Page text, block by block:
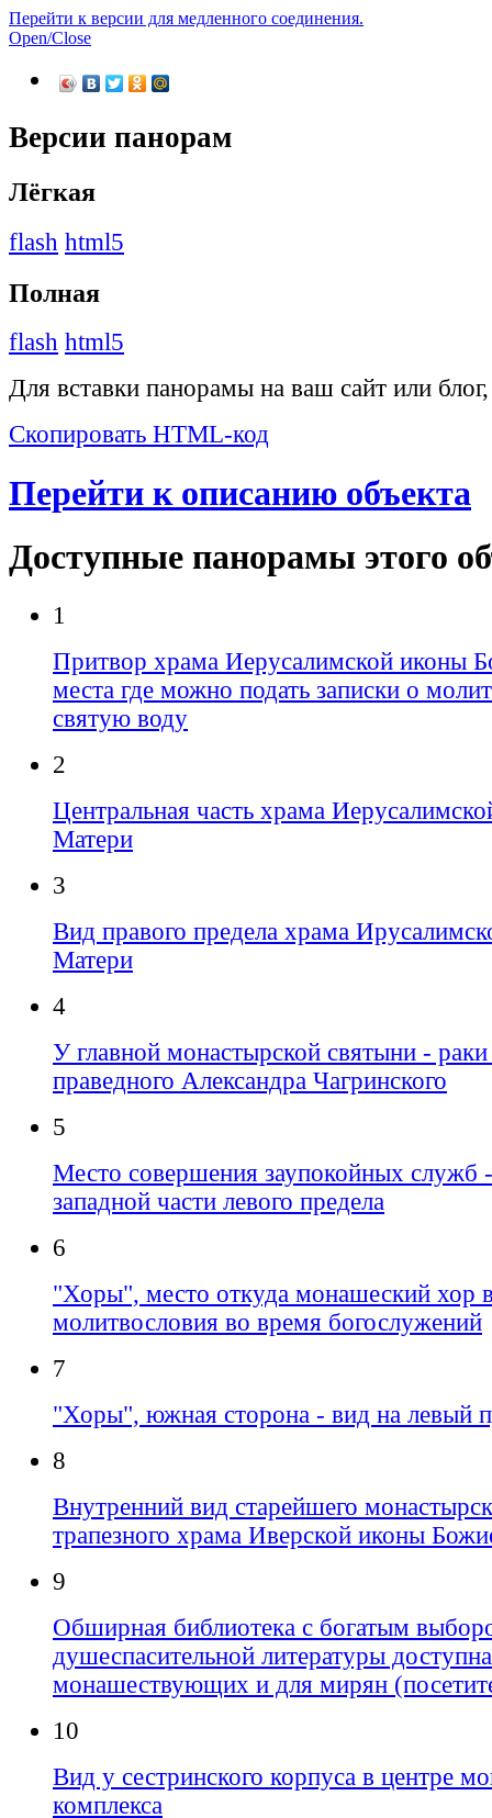
Перейти к версии для медленного соединения.
Open/Close
Версии панорам
Лёгкая
flash html5
Полная
flash html5
Для вставки панорамы на ваш сайт или
Скопировать HTML-код
Перейти к описанию объекта
Доступные панорамы этого
1
Притвор храма Иерусалимской иконы
места где можно подать записки о
святую воду
2
Центральная часть храма
Матери
3
Вид правого предела храма
Матери
4
У главной монастырской святыни -
праведного Александра Чагринского
5
Место совершения заупокойных служб
западной части левого предела
6
"Хоры", место откуда монашеский хор
молитвословия во время богослужений
7
"Хоры", южная сторона - вид на левый
8
Внутренний вид старейшего
трапезного храма Иверской иконы
9
Обширная библиотека с богатым
душеспасительной литературы
монашествующих и для мирян
10
Вид у сестринского корпуса в центре
комплекса